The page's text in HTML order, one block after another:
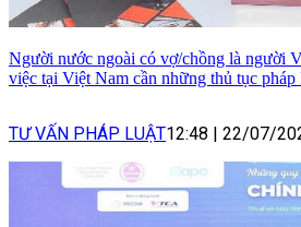
Người nước ngoài có vợ/chồng là người
việc tại Việt Nam cần những thủ tục pháp
TƯ VẤN PHÁP LUẬT12:48 22/07/